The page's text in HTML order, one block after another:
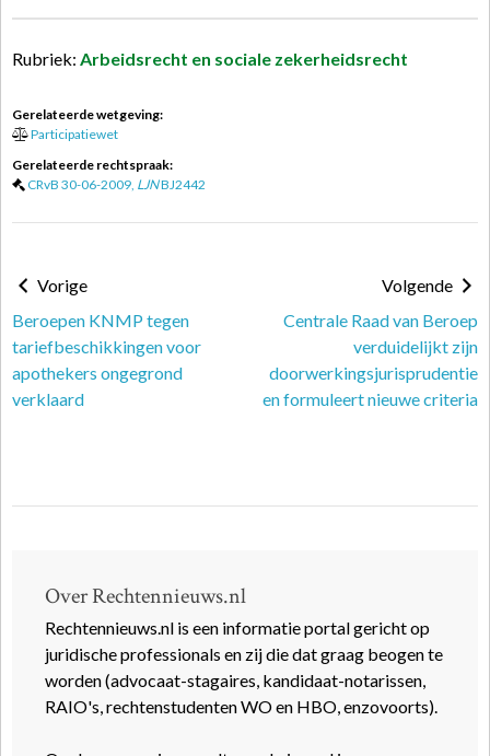
Rubriek: Arbeidsrecht en sociale zekerheidsrecht
Gerelateerde wetgeving:
Participatiewet
Gerelateerde rechtspraak:
CRvB 30-06-2009, LJNBJ2442
Vorige
Beroepen KNMP tegen
tariefbeschikkingen voor
apothekers ongegrond
verklaard
Volgende
Centrale Raad van Beroep
verduidelijkt zijn
doorwerkingsjurisprudentie
en formuleert nieuwe criteria
Over Rechtennieuws.nl
Rechtennieuws.nl is een informatie portal gericht op
juridische professionals en zij die dat graag beogen te
worden (advocaat-stagaires, kandidaat-notarissen,
RAIO's, rechtenstudenten WO en HBO, enzovoorts).